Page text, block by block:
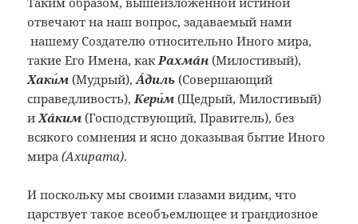
отвечают на наш вопрос, задаваемый нами
нашему Создателю относительно Иного мира,
такие Его Имена, какРахмáн (Милостивый),
Хаки́м (Мудрый),Áдиль (Совершающий
справедливость),Кери́м (Щедрый, Милостивый)
иХáким (Господствующий, Правитель), без
всякого сомнения и ясно доказывая бытие Иного
мира(Ахирата).
И поскольку мы своими глазами видим, что
царствует такое всеобъемлющее и грандиозное